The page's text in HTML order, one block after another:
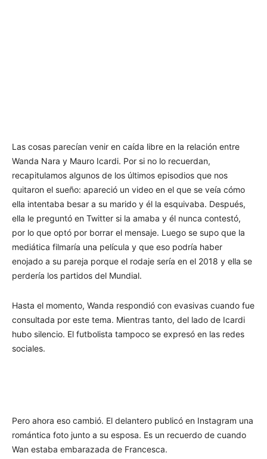
Las cosas parecían venir en caída libre en la relación entre
Wanda Nara y Mauro Icardi. Por si no lo recuerdan,
recapitulamos algunos de los últimos episodios que nos
quitaron el sueño: apareció un video en el que se veía cómo
ella intentaba besar a su marido y él la esquivaba. Después,
ella le preguntó en Twitter si la amaba y él nunca contestó,
por lo que optó por borrar el mensaje. Luego se supo que la
mediática filmaría una película y que eso podría haber
enojado a su pareja porque el rodaje sería en el 2018 y ella se
perdería los partidos del Mundial.
Hasta el momento, Wanda respondió con evasivas cuando fue
consultada por este tema. Mientras tanto, del lado de Icardi
hubo silencio. El futbolista tampoco se expresó en las redes
sociales.
Pero ahora eso cambió. El delantero publicó en Instagram una
romántica foto junto a su esposa. Es un recuerdo de cuando
Wan estaba embarazada de Francesca.